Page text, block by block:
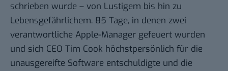
schrieben wurde – von Lustigem bis hin zu
Lebensgefährlichem. 85 Tage, in denen zwei
verantwortliche Apple-Manager gefeuert wurden
und sich CEO Tim Cook höchstpersönlich für die
unausgereifte Software entschuldigte und die